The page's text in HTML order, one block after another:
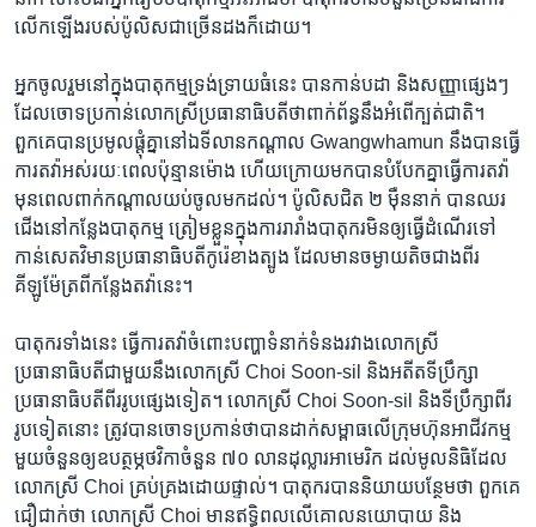
លើក​ឡើង​របស់​ប៉ូលិស​ជា​ច្រើន​ដង​ក៏​ដោយ។
អ្នក​ចូលរួម​នៅ​ក្នុងបាតុកម្ម​ទ្រង់ទ្រាយ​ធំ​នេះ បាន​កាន់​បដា និង​សញ្ញា​ផ្សេងៗ
ដែល​ចោទ​ប្រកាន់​លោកស្រី​ប្រធានាធិបតី​ថា​ពាក់ព័ន្ធ​នឹង​អំពើ​ក្បត់​ជាតិ។
ពួកគេ​បាន​ប្រមូល​ផ្ដុំ​គ្នា​នៅ​ឯ​ទីលាន​កណ្ដាល Gwangwhamun នឹង​បាន​ធ្វើ​
ការ​តវ៉ា​អស់​រយៈពេល​ប៉ុន្មាន​ម៉ោង ហើយ​ក្រោយ​មក​បាន​បំបែក​គ្នា​ធ្វើ​ការ​តវ៉ា​
មុន​ពេល​ពាក់​កណ្ដាល​យប់​ចូល​មក​ដល់។ ប៉ូលិស​ជិត ២ ម៉ឺន​នាក់ បាន​ឈរ​
ជើង​នៅ​កន្លែង​បាតុកម្ម​ ត្រៀម​ខ្លួន​ក្នុង​ការ​រារាំង​បាតុករមិន​ឲ្យ​ធ្វើ​ដំណើរ​ទៅ​
កាន់​សេតវិមាន​ប្រធានាធិបតី​កូរ៉េ​ខាង​ត្បូង ដែល​មាន​ចម្ងាយ​តិច​ជាង​ពីរ​
គីឡូម៉ែត្រ​ពី​កន្លែង​តវ៉ា​នេះ។
បាតុករទាំង​នេះ ធ្វើ​ការ​តវ៉ា​ចំពោះ​បញ្ហា​ទំនាក់​ទំនង​រវាង​លោកស្រី​
ប្រធានាធិបតី​ជាមួយ​នឹង​លោកស្រី Choi Soon-sil និង​អតីត​ទីប្រឹក្សា​
ប្រធានាធិបតី​ពីរ​រូប​ផ្សេង​ទៀត។ លោកស្រី Choi Soon-sil និង​ទីប្រឹក្សា​ពីរ​
រូប​ទៀត​នោះ ត្រូវ​បាន​ចោទ​ប្រកាន់​ថា​បាន​ដាក់​សម្ពាធ​លើ​ក្រុមហ៊ុន​អាជីវកម្ម​
មួយ​ចំនួន​ឲ្យ​ឧបត្ថម្ភ​ថវិកា​ចំនួន ៧០ លាន​ដុល្លារ​អាមេរិក ដល់​មូលនិធិ​ដែល​
លោកស្រី Choi គ្រប់គ្រង​ដោយ​ផ្ទាល់។ បាតុករ​បាន​និយាយ​បន្ថែម​ថា ពួកគេ​
ជឿជាក់​ថា លោកស្រី Choi មាន​ឥទ្ធិពល​លើ​គោល​នយោបាយ និង​